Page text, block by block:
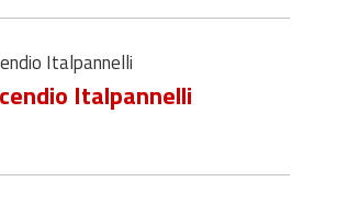
Italpannelli
Italpannelli